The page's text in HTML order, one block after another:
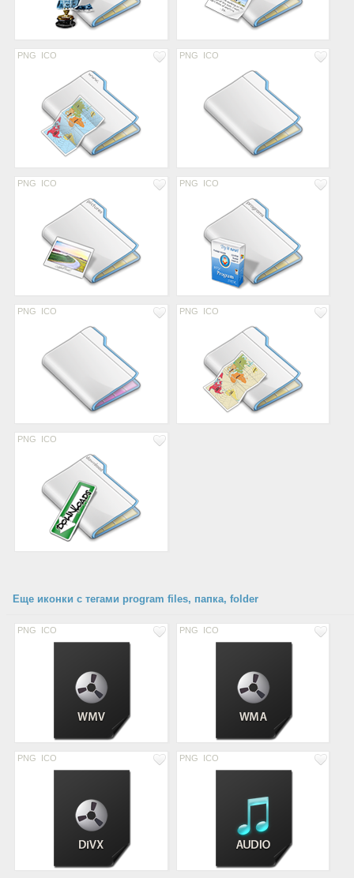
PNG ICO PNG ICO
PNG ICO PNG ICO
PNG ICO PNG ICO
PNG ICO
Еще иконки с тегами program files, папка, folder
PNG ICO PNG ICO
PNG ICO PNG ICO